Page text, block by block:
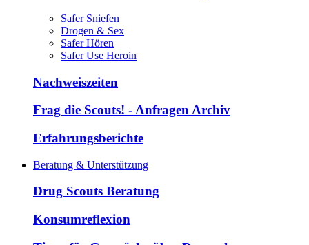
Safer Sniefen
Drogen & Sex
Safer Hören
Safer Use Heroin
Nachweiszeiten
Frag die Scouts! - Anfragen Archiv
Erfahrungsberichte
Beratung & Unterstützung
Drug Scouts Beratung
Konsumreflexion